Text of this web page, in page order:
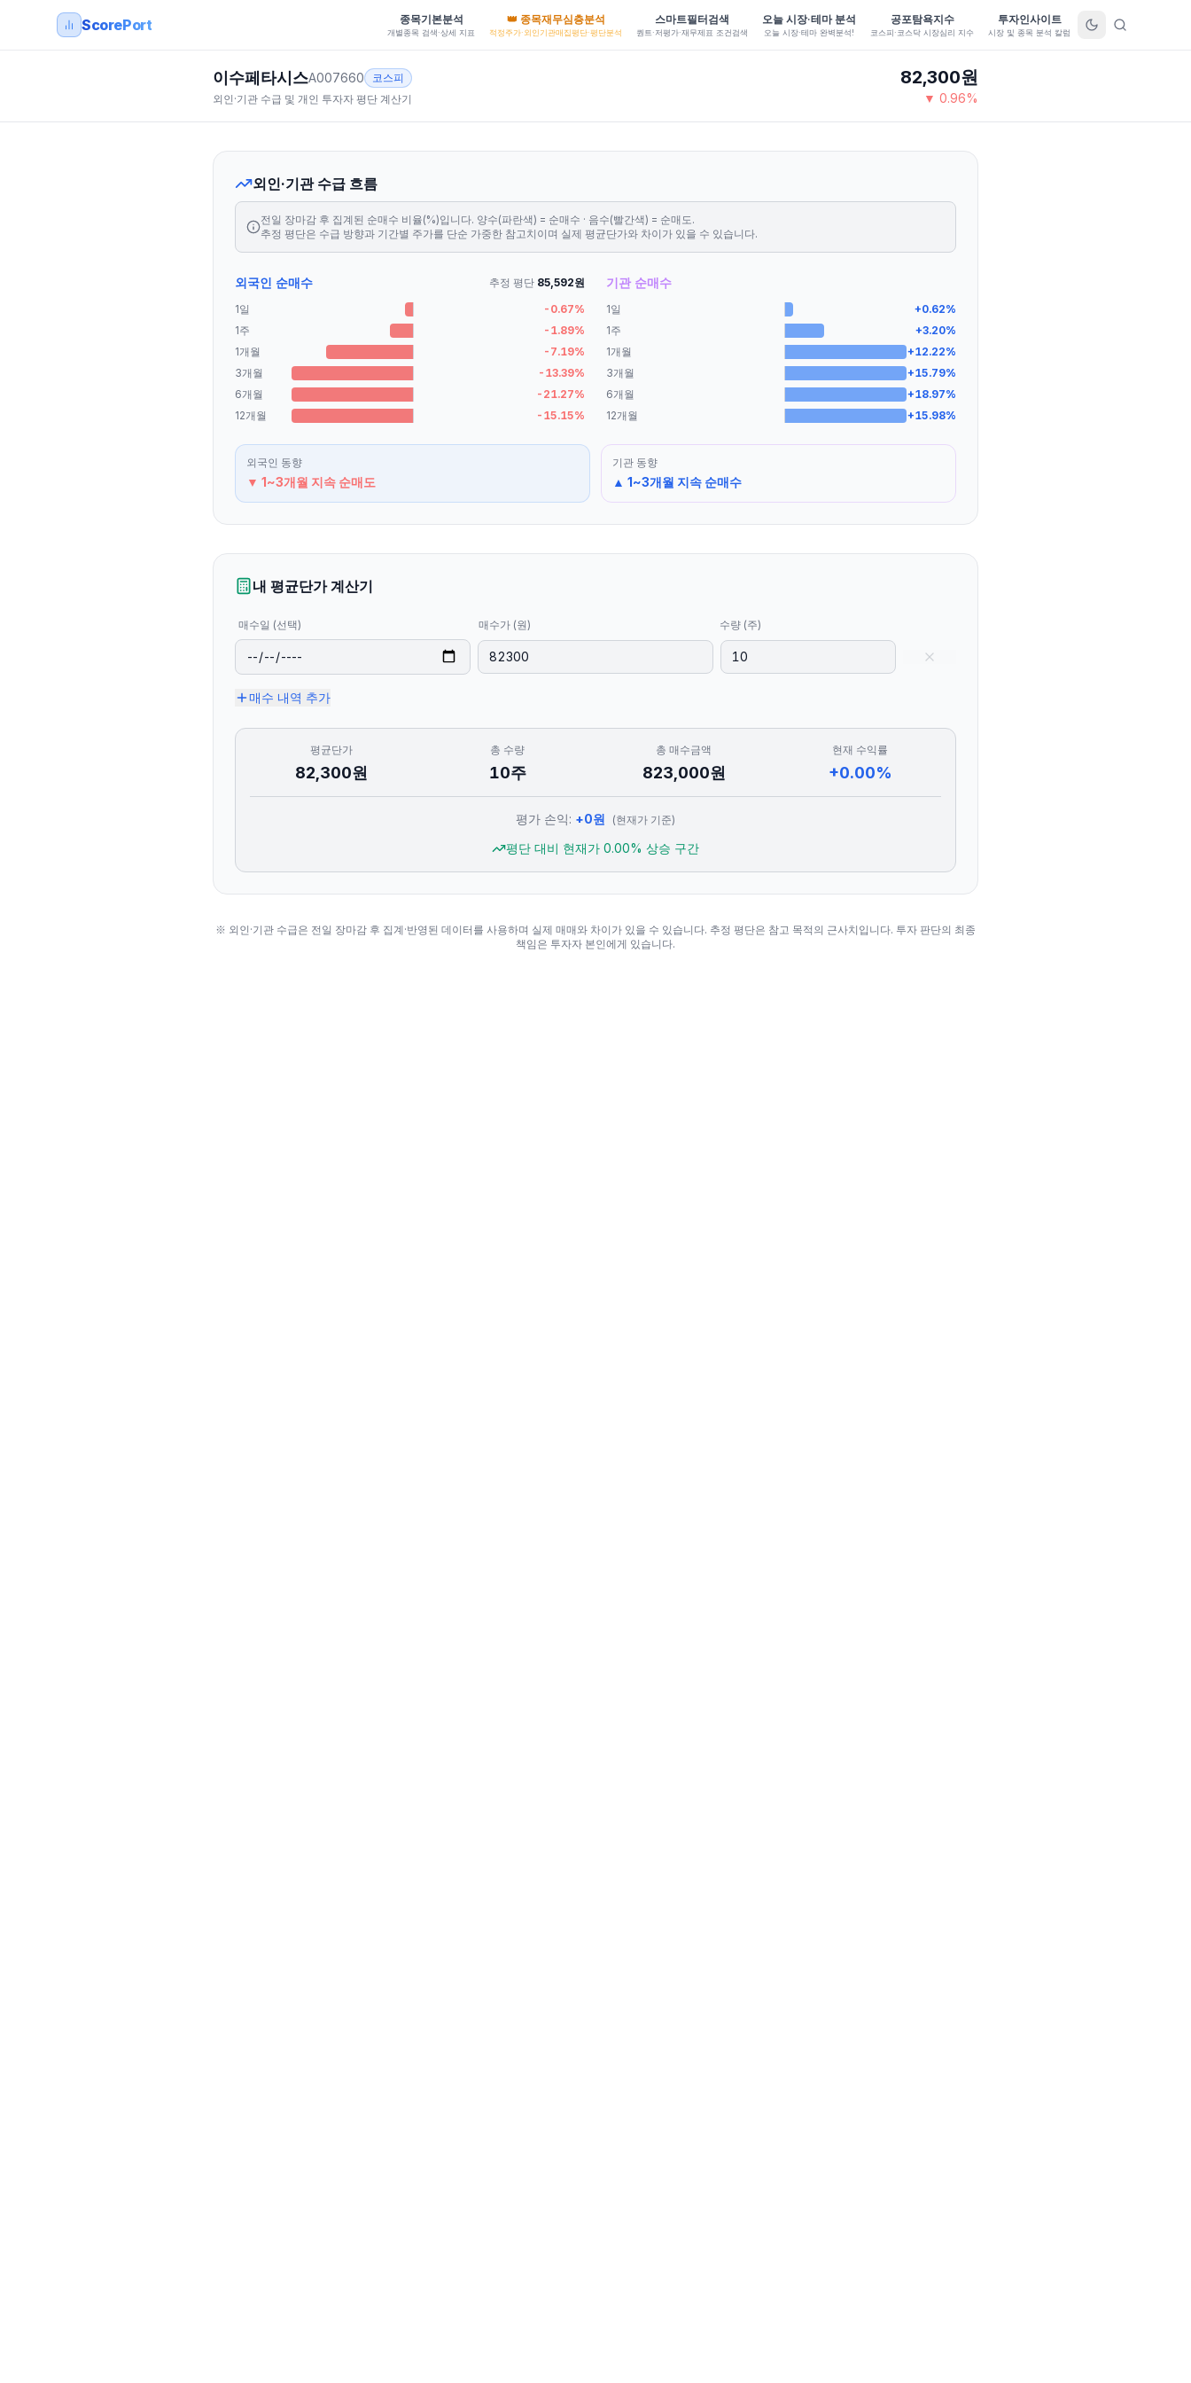
ScorePort 종목기본분석
개별종목 검색·상세 지표
👑 종목재무심층분석
적정주가·외인기관매집평단·평단분석
스마트필터검색
퀀트·저평가·재무제표 조건검색
오늘 시장·테마 분석
오늘 시장·테마 완벽분석!
공포탐욕지수
코스피·코스닥 시장심리 지수
투자인사이트
시장 및 종목 분석 칼럼
이수페타시스A007660
코스피
외인·기관 수급 및 개인 투자자 평단 계산기
82,300원
▼ 0.96%
외인·기관 수급 흐름
전일 장마감 후 집계된 순매수 비율(%)입니다. 양수(파란색) = 순매수 · 음수(빨간색) = 순매도.
추정 평단은 수급 방향과 기간별 주가를 단순 가중한 참고치이며 실제 평균단가와 차이가 있을 수 있습니다.
외국인 순매수 추정 평단 85,592원
1일
-0.67%
1주
-1.89%
1개월
-7.19%
3개월
-13.39%
6개월
-21.27%
12개월
-15.15%
기관 순매수
1일 +0.62%
1주
+3.20%
1개월
+12.22%
3개월
+15.79%
6개월
+18.97%
12개월
+15.98%
외국인 동향
▼ 1~3개월 지속 순매도
기관 동향
▲ 1~3개월 지속 순매수
내 평균단가 계산기
매수일 (선택) 매수가 (원) 수량 (주)
매수 내역 추가
평균단가
82,300원
총 수량
10주
총 매수금액
823,000원
현재 수익률
+0.00%
평가 손익: +0원 (현재가 기준)
평단 대비 현재가 0.00% 상승 구간
※ 외인·기관 수급은 전일 장마감 후 집계·반영된 데이터를 사용하며 실제 매매와 차이가 있을 수 있습니다. 추정 평단은 참고 목적의 근사치입니다. 투자 판단의 최종
책임은 투자자 본인에게 있습니다.